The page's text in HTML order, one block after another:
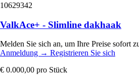
10629342
ValkAce+ - Slimline dakhaak
Melden Sie sich an, um Ihre Preise sofort
Anmeldung → Registrieren Sie sich
€ 0.000,00 pro Stück